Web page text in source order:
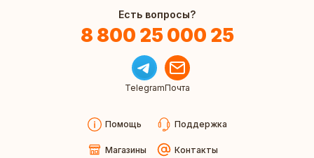
Есть вопросы?
8 800 25 000 25
TelegramПочта
Помощь Поддержка
Магазины Контакты